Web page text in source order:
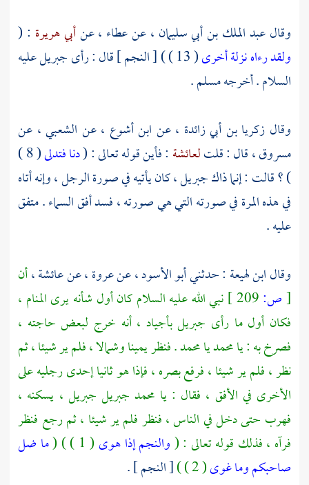
وقالعبد الملك بن أبي سليمان ،عنعطاء ،عنأبي هريرة : (
ولقد رءاه نزلة أخرى( 13 ) ) [ النجم ] قال : رأى جبريلعليه
السلام . أخرجهمسلم.
وقال زكريا بن أبي زائدة ،عن ابن أشوع ،عن الشعبي ، عن
مسروق ،قال : قلتلعائشة : فأين قوله تعالى : (دنا فتدلى
( 8 )
) ؟ قالت : إنما ذاكجبريل ،كان يأتيه في صورة الرجل ، وإنه أتاه
في هذه المرة في صورته التي هي صورته ، فسد أفق السماء . متفق
عليه .
وقالابن لهيعة : حدثنيأبو الأسود ،عنعروة ،عنعائشة ،أن
[ص:
نبي الله عليه السلام كان أول شأنه يرى المنام ،
فكان أول ما رأى جبريلبأجياد ، أنه خرج لبعض حاجته ،
فصرخ به : يامحمديامحمد. فنظر يمينا وشمالا ، فلم ير شيئا ، ثم
نظر ، فلم ير شيئا ، فرفع بصره ، فإذا هو ثانيا إحدى رجليه على
الأخرى في الأفق ، فقال : يا محمد جبريل جبريل ، يسكنه ،
فهرب حتى دخل في الناس ، فنظر فلم ير شيئا ، ثم رجع فنظر
فرآه ، فذلك قوله تعالى : (والنجم إذا هوى ( 1 ) ) (
ما ضل
صاحبكم وما غوى( 2 ) )
[ النجم ] .